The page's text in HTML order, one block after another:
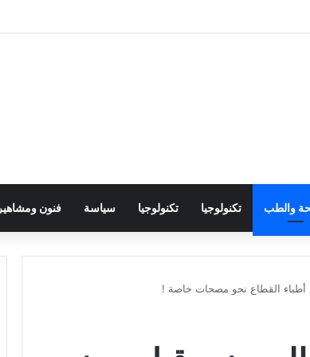
والطب تكنولوجيا تكنولوجيا سياسة فنون ومشاهير
القطاع نحو مصحات خاصة !